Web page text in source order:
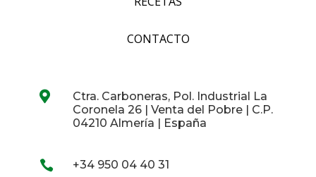
CONTACTO

Ctra. Carboneras, Pol. Industrial La
Coronela 26 | Venta del Pobre | C.P.
04210 Almería | España
 +34 950 04 40 31